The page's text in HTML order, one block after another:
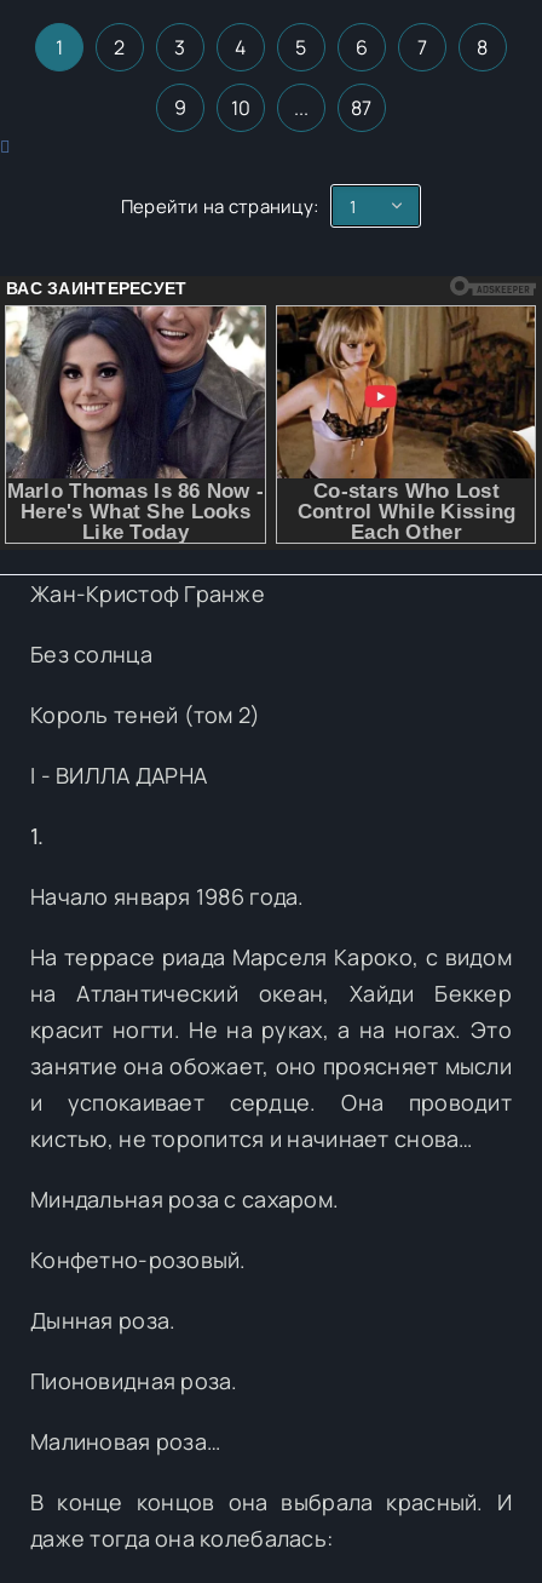
1 2 3 4 5 6 7 8
9 10 ... 87
Перейти на страницу:
Жан-Кристоф Гранже
Без солнца
Король теней (том 2)
I - ВИЛЛА ДАРНА
1.
Начало января 1986 года.
На террасе риада Марселя Кароко, с видом
на Атлантический океан, Хайди Беккер
красит ногти. Не на руках, а на ногах. Это
занятие она обожает, оно проясняет мысли
и успокаивает сердце. Она проводит
кистью, не торопится и начинает снова…
Миндальная роза с сахаром.
Конфетно-розовый.
Дынная роза.
Пионовидная роза.
Малиновая роза…
В конце концов она выбрала красный. И
даже тогда она колебалась: